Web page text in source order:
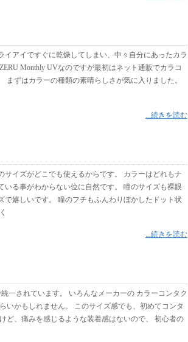
アイですぐに乾燥してしまい、中々自分にあったカラ
Monthly UVなのですが最初はネット通販でカラコ
ずはカラーの種類の素晴らしさが気に入りました。
...続きを読む
イズがどこでも使えるからです。 カラーはどれもナ
る事がわからない位に自然です。 瞳のサイズも裸眼
嬉しいです。 瞳のフチもふんわりぼかしたドット状
...続きを読む
一されています。 いろんなメーカーの カラーコンタク
いかもしれません。 このサイズ感でも、初めてコンタ
ど、痛みを感じるような装着感はないので、 初心者の